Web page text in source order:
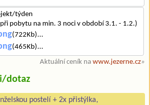
týden
pobytu na min. 3 noci v období 3.1. - 1.2.)
(722Kb)...
(465Kb)...
Aktuální ceník na www.jezerne.cz»
dotaz
postelí + 2x přistýlka,